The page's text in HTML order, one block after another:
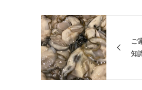
ご
知